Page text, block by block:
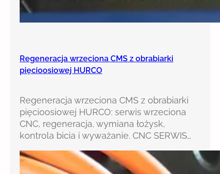
Regeneracja wrzeciona CMS z obrabiarki
pięcioosiowej HURCO
Regeneracja wrzeciona CMS z obrabiarki
pięcioosiowej HURCO: serwis wrzeciona
CNC, regeneracja, wymiana łożysk,
kontrola bicia i wyważanie. CNC SERWIS…